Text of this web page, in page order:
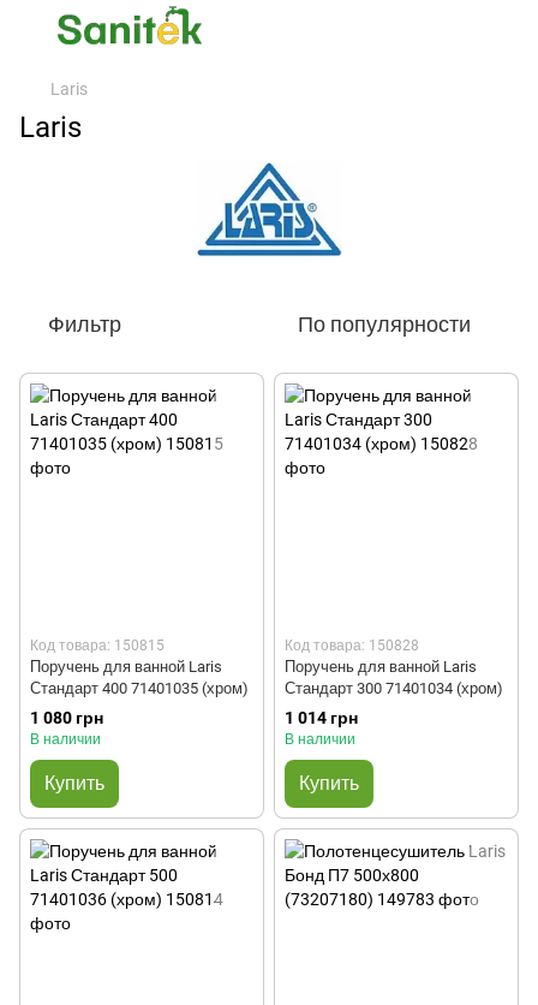
Laris
Laris
Фильтр По популярности
Код товара: 150815
Поручень для ванной Laris
Стандарт 400 71401035 (хром)
1 080 грн
В наличии
Купить
Код товара: 150828
Поручень для ванной Laris
Стандарт 300 71401034 (хром)
1 014 грн
В наличии
Купить